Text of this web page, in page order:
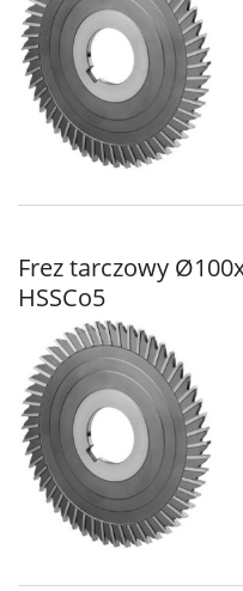
Frez tarczowy
HSSCo5